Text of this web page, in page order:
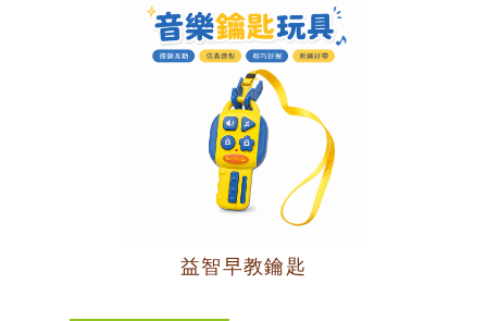
益智早教鑰匙